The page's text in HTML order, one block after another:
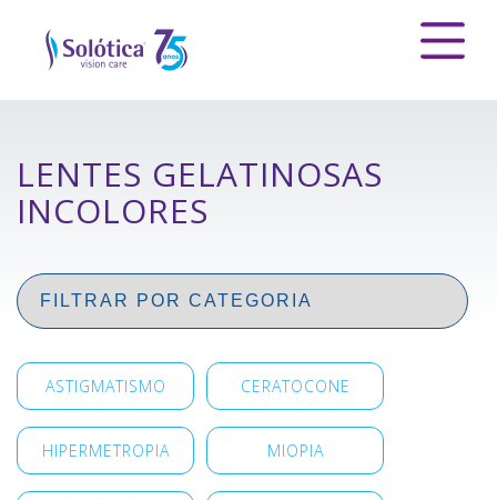
LENTES GELATINOSAS
INCOLORES
ASTIGMATISMO CERATOCONE
HIPERMETROPIA MIOPIA